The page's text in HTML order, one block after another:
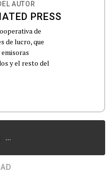
AUTOR
PRESS
de
de lucro, que
y el resto del
...